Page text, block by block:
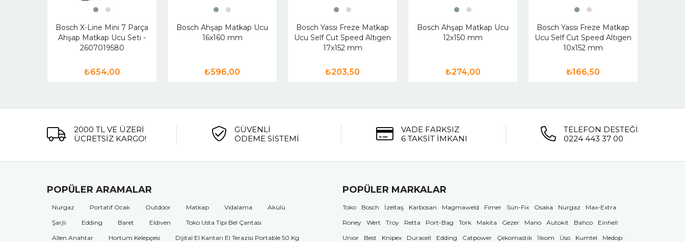
Bosch X-Line Mini 7 Parça
Ahşap Matkap Ucu Seti -
2607019580
₺654,00
Bosch Ahşap Matkap Ucu
16x160 mm
₺596,00
Bosch Yassı Freze Matkap
Ucu Self Cut Speed Altıgen
17x152 mm
₺203,50
Bosch Ahşap Matkap Ucu
12x150 mm
₺274,00
Bosch Yassı Freze Matkap
Ucu Self Cut Speed Altıgen
10x152 mm
₺166,50
2000 TL VE ÜZERİ
ÜCRETSİZ KARGO!
GÜVENLİ
ÖDEME SİSTEMİ
VADE FARKSIZ
6 TAKSİT İMKANI
TELEFON DESTEĞİ
0224 443 37 00
POPÜLER ARAMALAR
Nurgaz Portatif Ocak Outdoor Matkap Vidalama
Akülü
Şarjlı
Edding Baret Eldiven
Toko Usta Tipi Bel Çantası
Allen Anahtar
Hortum Kelepçesi
Dijital El Kantarı El Terazisi Portable 50 Kg
POPÜLER MARKALAR
Toko Bosch İzeltaş Karbosan Magmaweld Fimer Sun-Fix Osaka Nurgaz
Max-Extra
Roney
Wert Troy Retta Port-Bag Tork Makita Gezer Mano Autokit Bahco
Einhell
Unior
Best Knipex Duracell Edding Catpower Çekomastik İlkom Üso Kumtel
Medop